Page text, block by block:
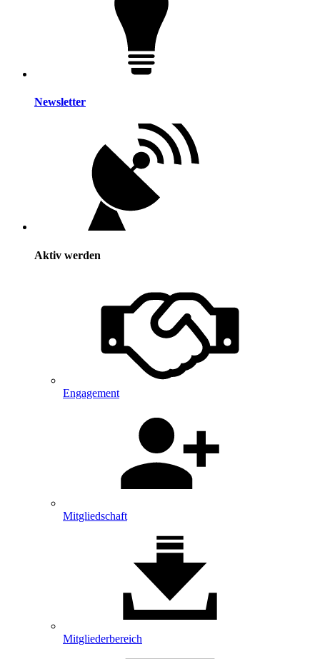
Newsletter
Aktiv werden
Engagement
Mitgliedschaft
Mitglieder­bereich